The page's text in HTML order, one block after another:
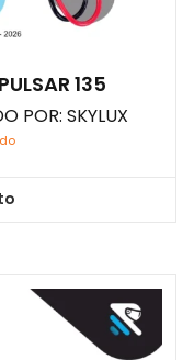
135
POR: SKYLUX